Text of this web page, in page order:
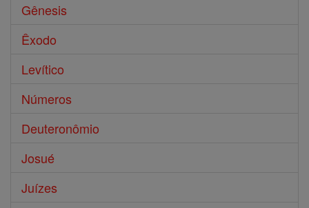
Gênesis
Êxodo
Levítico
Números
Deuteronômio
Josué
Juízes